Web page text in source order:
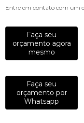
Entre em contato com um
Faça seu
orçamento agora
mesmo
Faça seu
orçamento por
Whatsapp